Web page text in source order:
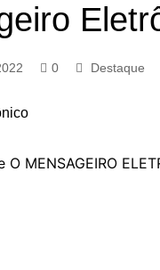
0 Destaque
MENSAGEIRO